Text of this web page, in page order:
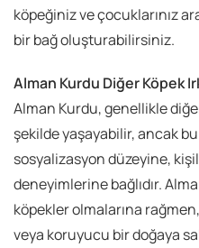
köpeğiniz ve çocuklarınız
bir bağ oluşturabilirsiniz.
Alman Kurdu Diğer Köpek
Alman Kurdu, genellikle
şekilde yaşayabilir, ancak
sosyalizasyon düzeyine,
deneyimlerine bağlıdır.
köpekler olmalarına
veya koruyucu bir doğaya